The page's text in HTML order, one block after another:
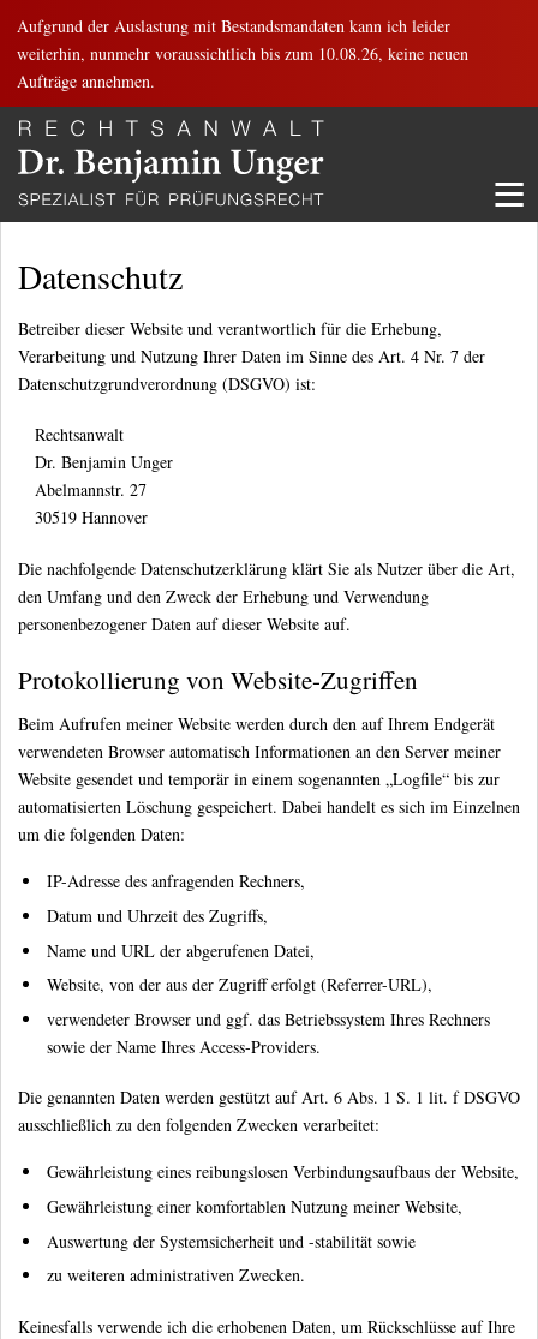
Aufgrund der Auslastung mit Bestandsmandaten kann ich leider
weiterhin, nunmehr voraussichtlich bis zum 10.08.26, keine neuen
Aufträge annehmen.
≡
Datenschutz
Betreiber dieser Website und verantwortlich für die Erhebung,
Verarbeitung und Nutzung Ihrer Daten im Sinne des Art. 4 Nr. 7 der
Datenschutzgrundverordnung (DSGVO) ist:
Rechtsanwalt
Dr. Benjamin Unger
Abelmannstr. 27
30519 Hannover
Die nachfolgende Datenschutzerklärung klärt Sie als Nutzer über die Art,
den Umfang und den Zweck der Erhebung und Verwendung
personenbezogener Daten auf dieser Website auf.
Protokollierung von Website-Zugriffen
Beim Aufrufen meiner Website werden durch den auf Ihrem Endgerät
verwendeten Browser automatisch Informationen an den Server meiner
Website gesendet und temporär in einem sogenannten „Logfile“ bis zur
automatisierten Löschung gespeichert. Dabei handelt es sich im Einzelnen
um die folgenden Daten:
IP-Adresse des anfragenden Rechners,
Datum und Uhrzeit des Zugriffs,
Name und URL der abgerufenen Datei,
Website, von der aus der Zugriff erfolgt (Referrer-URL),
verwendeter Browser und ggf. das Betriebssystem Ihres Rechners
sowie der Name Ihres Access-Providers.
Die genannten Daten werden gestützt auf Art. 6 Abs. 1 S. 1 lit. f DSGVO
ausschließlich zu den folgenden Zwecken verarbeitet:
Gewährleistung eines reibungslosen Verbindungsaufbaus der Website,
Gewährleistung einer komfortablen Nutzung meiner Website,
Auswertung der Systemsicherheit und -stabilität sowie
zu weiteren administrativen Zwecken.
Keinesfalls verwende ich die erhobenen Daten, um Rückschlüsse auf Ihre